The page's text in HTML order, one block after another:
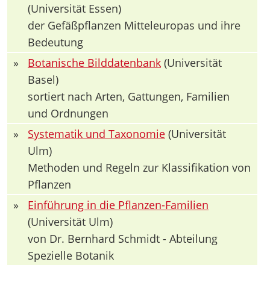
(Universität Essen)
der Gefäßpflanzen Mitteleuropas und ihre
Bedeutung
»
Botanische Bilddatenbank (Universität
Basel)
sortiert nach Arten, Gattungen, Familien
und Ordnungen
»
Systematik und Taxonomie (Universität
Ulm)
Methoden und Regeln zur Klassifikation von
Pflanzen
»
Einführung in die Pflanzen-Familien
(Universität Ulm)
von Dr. Bernhard Schmidt - Abteilung
Spezielle Botanik